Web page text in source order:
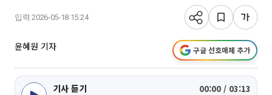
입력 2026-05-18 15:24
윤혜원 기자 구글 선호매체 추가
기사 듣기 00:00 / 03:13